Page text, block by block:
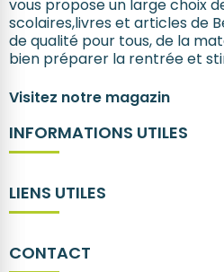
vous propose un large choix
scolaires,livres et articles de
de qualité pour tous, de la
bien préparer la rentrée et
Visitez notre magazin
INFORMATIONS UTILES
LIENS UTILES
CONTACT